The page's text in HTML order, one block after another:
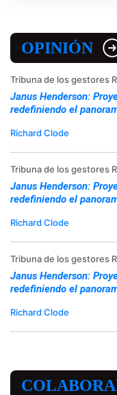
OPINIÓN
Tribuna de los gestores
Janus Henderson:
redefiniendo el
Richard Clode
Tribuna de los gestores
Janus Henderson:
redefiniendo el
Richard Clode
Tribuna de los gestores
Janus Henderson:
redefiniendo el
Richard Clode